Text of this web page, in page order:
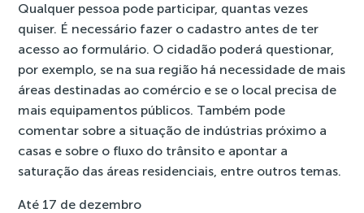
Qualquer pessoa pode participar, quantas vezes
quiser. É necessário fazer o cadastro antes de ter
acesso ao formulário. O cidadão poderá questionar,
por exemplo, se na sua região há necessidade de mais
áreas destinadas ao comércio e se o local precisa de
mais equipamentos públicos. Também pode
comentar sobre a situação de indústrias próximo a
casas e sobre o fluxo do trânsito e apontar a
saturação das áreas residenciais, entre outros temas.
Até 17 de dezembro